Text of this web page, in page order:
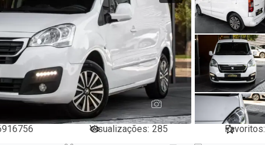
Visualizações: 285 Favoritos: